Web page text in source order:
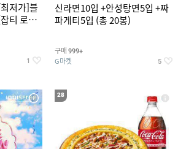
저가]블
티 로즈
1
신라면10입 +안성탕면5입 +짜
파게티5입 (총 20봉)
구매 999+
G마켓 5
28